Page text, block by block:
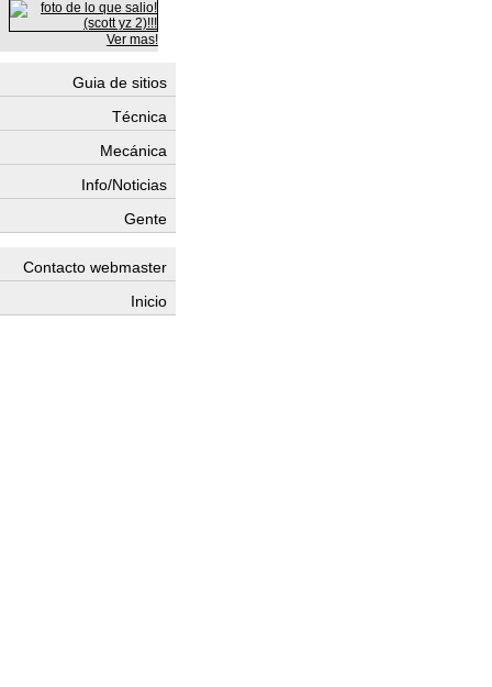
Ver mas!
Guia de sitios
Técnica
Mecánica
Info/Noticias
Gente
Contacto webmaster
Inicio